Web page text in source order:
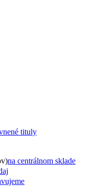
tituly
na centrálnom sklade